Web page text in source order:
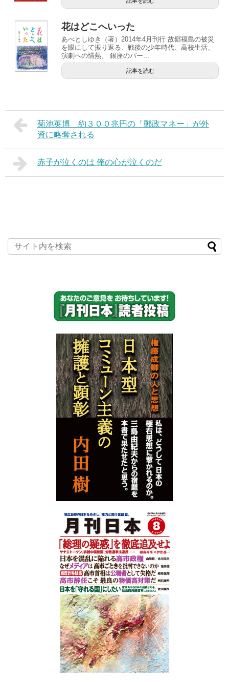
花はどこへいった
あべとしゆき（著）2014年4月刊行 故郷福島の被災
を眼にして振り返る、戦後の少年時代、高校生活、
演劇への情熱。 銀座のバー...
記事を読む
菊池英博 約３００兆円の「郵政マネー」が外
資に略奪される
赤子が泣くのは 俺の心が泣くのだ